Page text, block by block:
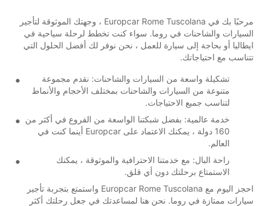
مرحبًا بك في Europcar Rome Tuscolana ، وجهتك الموثوقة لتأجير
السيارات والشاحنات في روما. سواء كنت تخطط لرحلة سياحية في
ايطاليا أو بحاجة إلى سيارة للعمل ، نحن نوفر لك أفضل الحلول التي
تتناسب مع احتياجاتك.
تشكيلة واسعة من السيارات والشاحنات: نقدم مجموعة
متنوعة من السيارات والشاحنات بمختلف الأحجام والأنماط
لتناسب جميع الاحتياجات.
خدمة عالمية: بفضل شبكتنا الواسعة من الفروع في أكثر من
160 دولة ، يمكنك الاعتماد على Europcar أينما كنت في
العالم.
راحة البال: مع خدمتنا الاحترافية والموثوقة ، يمكنك
الاستمتاع برحلتك دون أي قلق.
احجز اليوم مع Europcar Rome Tuscolana واستمتع بتجربة تأجير
سيارات ممتازة في روما. نحن هنا لمساعدتك في جعل رحلتك أكثر